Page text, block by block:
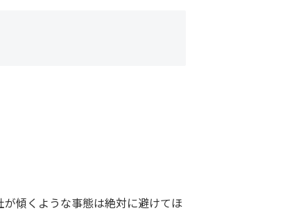
が傾くような事態は絶対に避けてほ